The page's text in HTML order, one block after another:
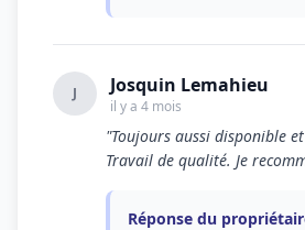
J Josquin Lemahieu
il y a 4 mois
"Toujours aussi disponible
Travail de qualité. Je
Réponse du